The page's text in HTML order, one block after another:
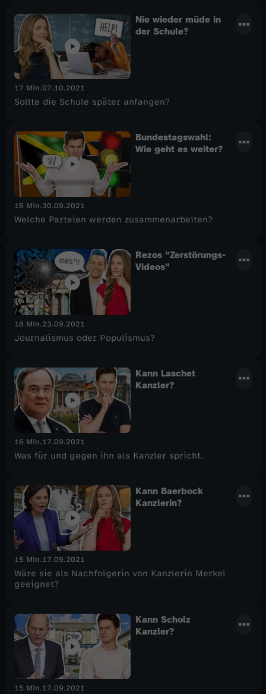
Nie wieder müde in
der Schule?
17 Min.07.10.2021
Sollte die Schule später anfangen?
Bundestagswahl:
Wie geht es weiter?
16 Min.30.09.2021
Welche Parteien werden zusammenarbeiten?
Rezos "Zerstörungs-
Videos"
18 Min.23.09.2021
Journalismus oder Populismus?
Kann Laschet
Kanzler?
16 Min.17.09.2021
Was für und gegen ihn als Kanzler spricht.
Kann Baerbock
Kanzlerin?
15 Min.17.09.2021
Wäre sie als Nachfolgerin von Kanzlerin Merkel
geeignet?
Kann Scholz
Kanzler?
15 Min.17.09.2021